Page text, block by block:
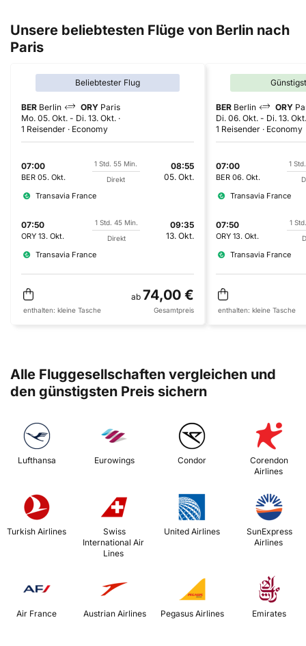
Unsere beliebtesten Flüge von Berlin nach
Paris
Beliebtester Flug
BER Berlin ORY Paris
Mo. 05. Okt. - Di. 13. Okt.
1 Reisender
Economy
07:00
BER 05. Okt.
1 Std. 55 Min.
Direkt
08:55
05. Okt.
Transavia France
07:50
ORY 13. Okt.
1 Std. 45 Min.
Direkt
09:35
13. Okt.
Transavia France
ab 74,00 €
enthalten: kleine Tasche Gesamtpreis
BER Berlin ORY
Di. 06. Okt. - Di. 13. Okt.
1 Reisender
Economy
07:00
BER 06. Okt.
1
Transavia France
07:50
ORY 13. Okt.
1
Transavia France
enthalten: kleine Tasche
Alle Fluggesellschaften vergleichen und
den günstigsten Preis sichern
Lufthansa Eurowings Condor
Corendon
Airlines
Turkish Airlines
International Air
Lines
United Airlines
Airlines
Air France Austrian Airlines Emirates